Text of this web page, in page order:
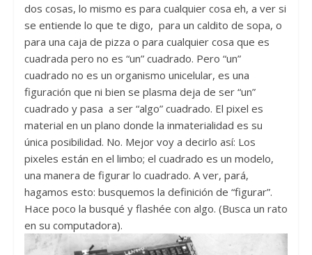
dos cosas, lo mismo es para cualquier cosa eh, a ver si
se entiende lo que te digo, para un caldito de sopa, o
para una caja de pizza o para cualquier cosa que es
cuadrada pero no es “un” cuadrado. Pero “un”
cuadrado no es un organismo unicelular, es una
figuración que ni bien se plasma deja de ser “un”
cuadrado y pasa a ser “algo” cuadrado. El pixel es
material en un plano donde la inmaterialidad es su
única posibilidad. No. Mejor voy a decirlo así: Los
pixeles están en el limbo; el cuadrado es un modelo,
una manera de figurar lo cuadrado. A ver, pará,
hagamos esto: busquemos la definición de “figurar”.
Hace poco la busqué y flashée con algo. (Busca un rato
en su computadora).